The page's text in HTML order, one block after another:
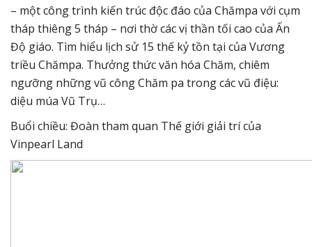
– một công trình kiến trúc độc đáo của Chămpa với cụm
tháp thiêng 5 tháp – nơi thờ các vị thần tối cao của Ấn
Độ giáo. Tìm hiểu lịch sử 15 thế kỷ tồn tại của Vương
triều Chămpa. Thưởng thức văn hóa Chăm, chiêm
ngưỡng những vũ công Chăm pa trong các vũ điệu:
diệu múa Vũ Trụ…
Buổi chiều: Đoàn tham quan Thế giới giải trí của
Vinpearl Land